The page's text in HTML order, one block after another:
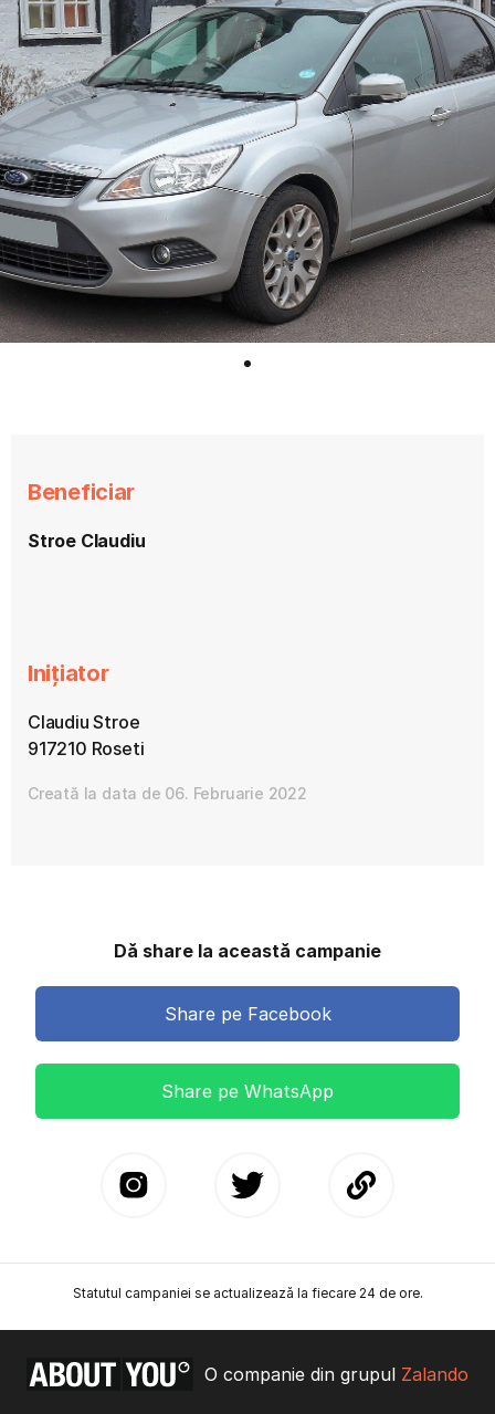
Beneficiar
Stroe Claudiu
Inițiator
Claudiu Stroe
917210 Roseti
Creată la data de 06. Februarie 2022
Dă share la această campanie
Share pe Facebook
Share pe WhatsApp
Statutul campaniei se actualizează la fiecare 24 de ore.
O companie din grupul Zalando